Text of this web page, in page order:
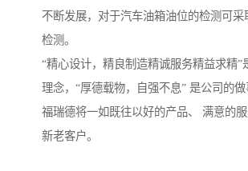
不断发展，对于汽车油箱油位的检测可采
检测。
“精心设计，精良制造精诚服务精益求精”
理念，“厚德载物，自强不息” 是公司的
福瑞德将一如既往以好的产品、 满意的
新老客户。